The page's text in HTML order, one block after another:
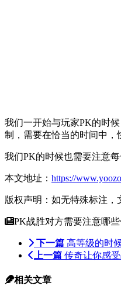
我们一开始与玩家PK的时
制，需要在恰当的时间中，
我们PK的时候也需要注意
本文地址： https://
版权声明：如无特殊标注，
PK战胜对方需要注意哪些
下一篇 高等级的时
上一篇 传奇让你感
相关文章